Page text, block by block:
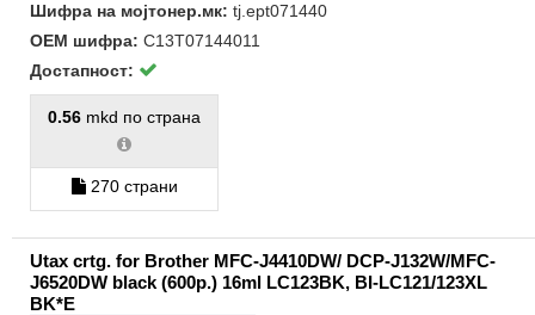
Шифра на мојтонер.мк: tj.ept071440
ОЕМ шифра: C13T07144011
Достапност:
0.56 mkd по страна
270 страни
Utax crtg. for Brother MFC-J4410DW/ DCP-J132W/MFC-
J6520DW black (600p.) 16ml LC123BK, BI-LC121/123XL
BK*E